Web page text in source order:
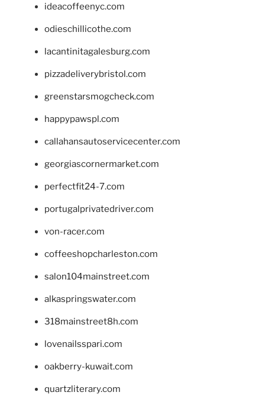
ideacoffeenyc.com
odieschillicothe.com
lacantinitagalesburg.com
pizzadeliverybristol.com
greenstarsmogcheck.com
happypawspl.com
callahansautoservicecenter.com
georgiascornermarket.com
perfectfit24-7.com
portugalprivatedriver.com
von-racer.com
coffeeshopcharleston.com
salon104mainstreet.com
alkaspringswater.com
318mainstreet8h.com
lovenailsspari.com
oakberry-kuwait.com
quartzliterary.com